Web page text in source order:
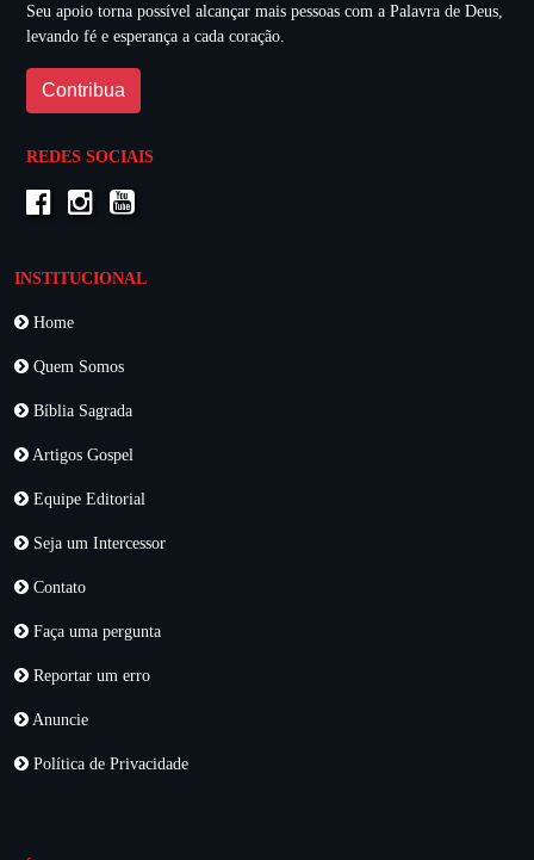
Seu apoio torna possível alcançar mais pessoas com a Palavra de Deus,
levando fé e esperança a cada coração.
Contribua
REDES SOCIAIS
INSTITUCIONAL
Home
Quem Somos
Bíblia Sagrada
Artigos Gospel
Equipe Editorial
Seja um Intercessor
Contato
Faça uma pergunta
Reportar um erro
Anuncie
Política de Privacidade